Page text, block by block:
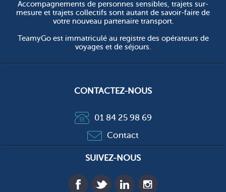
Accompagnements de personnes sensibles, trajets sur-
mesure et trajets collectifs sont autant de savoir-faire de
votre nouveau partenaire transport.
TeamyGo est immatriculé au registre des opérateurs de
voyages et de séjours.
CONTACTEZ-NOUS
01 84 25 98 69
Contact
SUIVEZ-NOUS